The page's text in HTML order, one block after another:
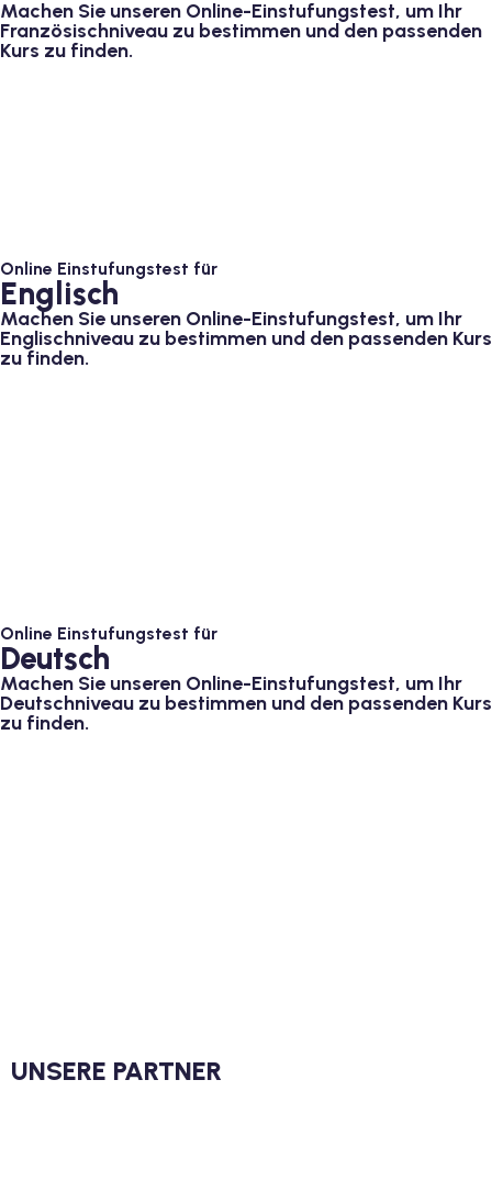
mit Gutschein
Deutschkurse mit
mit
Machen Sie unseren Online-Einstufungstest, um Ihr
Französischniveau zu bestimmen und den passenden
Kurs zu finden.
Online Einstufungstest für
Englisch
Machen Sie unseren Online-Einstufungstest, um Ihr
Englischniveau zu bestimmen und den passenden Kurs
zu finden.
Online Einstufungstest für
Deutsch
Machen Sie unseren Online-Einstufungstest, um Ihr
Deutschniveau zu bestimmen und den passenden Kurs
zu finden.
UNSERE PARTNER